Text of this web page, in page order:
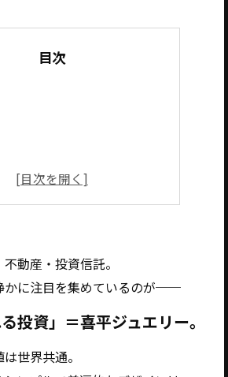
目次
動産・投資信託。
かに注目を集めているのが──
投資」＝喜平ジュエリー。
世界共通。